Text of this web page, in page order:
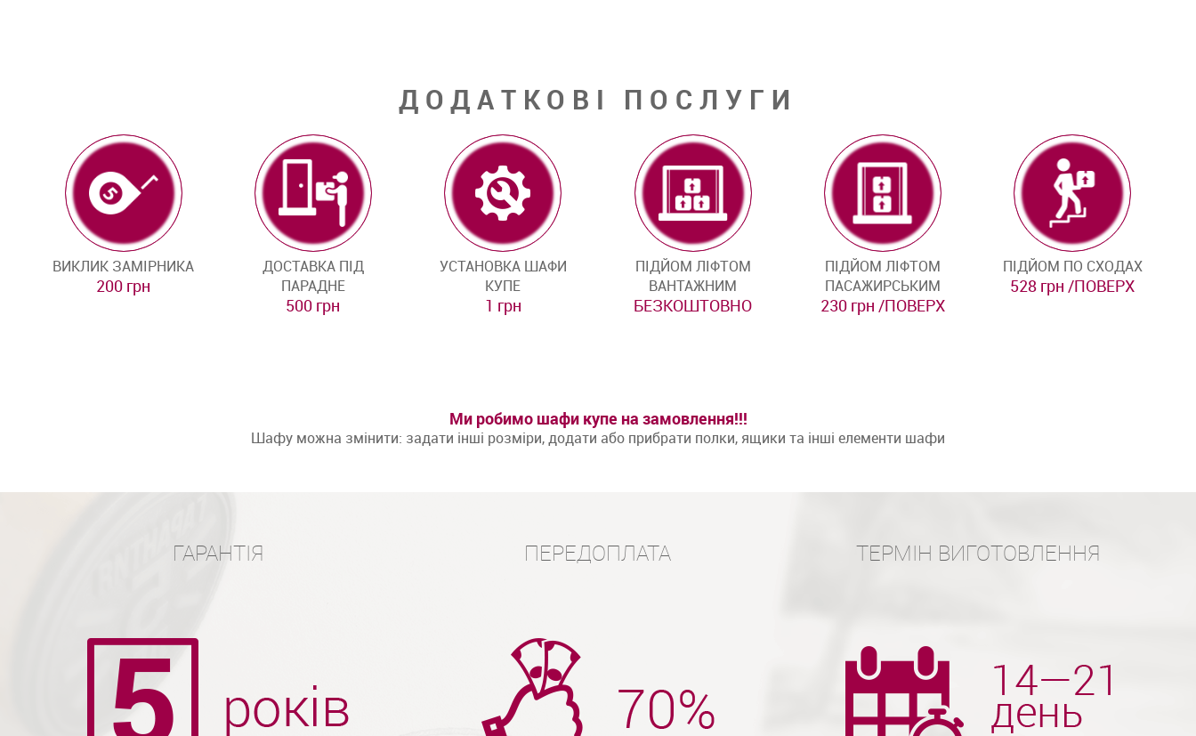
ДОДАТКОВІ ПОСЛУГИ
ВИКЛИК ЗАМІРНИКА
200 грн
ДОСТАВКА ПІД
ПАРАДНЕ
500 грн
УСТАНОВКА ШАФИ
КУПЕ
1 грн
ПІДЙОМ ЛІФТОМ
ВАНТАЖНИМ
БЕЗКОШТОВНО
ПІДЙОМ ЛІФТОМ
ПАСАЖИРСЬКИМ
230 грн /ПОВЕРХ
ПІДЙОМ ПО СХОДАХ
528 грн /ПОВЕРХ
Ми робимо шафи купе на замовлення!!!
Шафу можна змінити: задати інші розміри, додати або прибрати полки, ящики та інші елементи шафи
ГАРАНТІЯ ПЕРЕДОПЛАТА ТЕРМІН ВИГОТОВЛЕННЯ